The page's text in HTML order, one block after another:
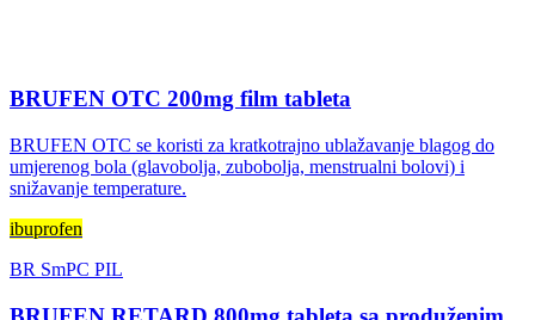
BRUFEN OTC 200mg film tableta
BRUFEN OTC se koristi za kratkotrajno ublažavanje blagog do
umjerenog bola (glavobolja, zubobolja, menstrualni bolovi) i
snižavanje temperature.
ibuprofen
BR SmPC PIL